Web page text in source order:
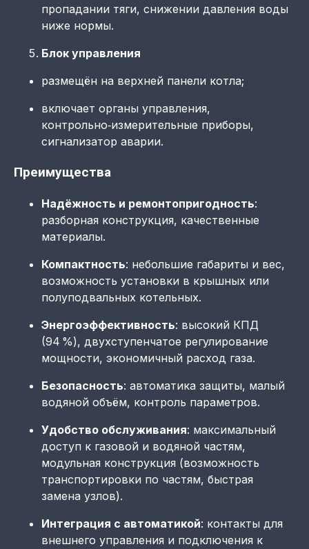
пропадании тяги, снижении давления воды
ниже нормы.
Блок управления
размещён на верхней панели котла;
включает органы управления,
контрольно‑измерительные приборы,
сигнализатор аварии.
Преимущества
Надёжность и ремонтопригодность:
разборная конструкция, качественные
материалы.
Компактность: небольшие габариты и вес,
возможность установки в крышных или
полуподвальных котельных.
Энергоэффективность: высокий КПД
(94 %), двухступенчатое регулирование
мощности, экономичный расход газа.
Безопасность: автоматика защиты, малый
водяной объём, контроль параметров.
Удобство обслуживания: максимальный
доступ к газовой и водяной частям,
модульная конструкция (возможность
транспортировки по частям, быстрая
замена узлов).
Интеграция с автоматикой: контакты для
внешнего управления и подключения к